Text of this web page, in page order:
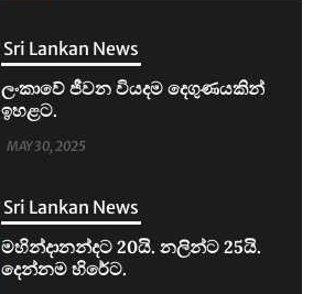
Sri Lankan News
මහින්දානන්දට 20යි. නලින්ට 25යි.
දෙන්නම හිරේට.
MAY 30, 2025
Sri Lankan News
ආරුගම්බේට බිකිණි තහනමක්.